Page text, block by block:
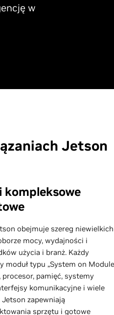
w
Jetson
kompleksowe
obejmuje szereg niewielkich
mocy, wydajności i
użycia i branż. Każdy
typu „System on
procesor, pamięć, systemy
komunikacyjne i wiele
zapewniają
sprzętu i gotowe